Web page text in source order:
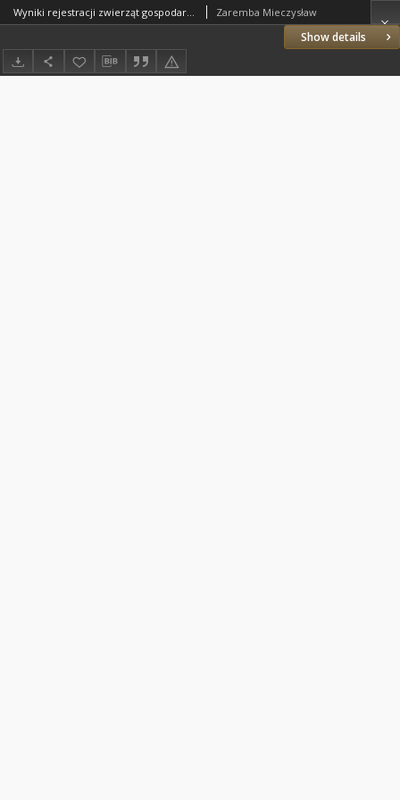
Show details
Wyniki rejestracji zwierząt gospodarskich w 1929 roku Zaremba Mieczysław